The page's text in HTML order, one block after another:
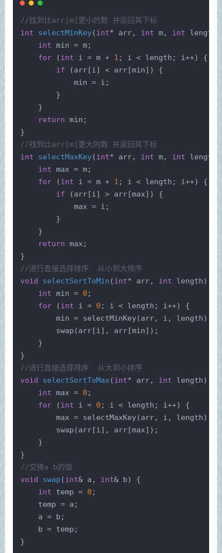
//找到比arr[m]更小的数 并返回其下标
int
selectMinKey(int* arr, int m, int length)
int min = m;
for (int i = m + 1 ; i < length; i++) {
if (arr[i] < arr[min]) {
            min = i;
        }
    }
return min;
}
//找到比arr[m]更大的数 并返回其下标
int
selectMaxKey(int* arr, int m, int length)
int max = m;
for (int i = m + 1 ; i < length; i++) {
if (arr[i] > arr[max]) {
            max = i;
        }
    }
return max;
}
//进行直接选择排序  从小到大排序
void
selectSortToMin (int* arr, int length)
int min = 0 ;
for (int i = 0 ; i < length; i++) {
        min = selectMinKey(arr, i, length);
        swap(arr[i], arr[min]);
    }
}
//进行直接选择排序  从大到小排序
void
selectSortToMax (int* arr, int length)
int max = 0 ;
for (int i = 0 ; i < length; i++) {
        max = selectMaxKey(arr, i, length);
        swap(arr[i], arr[max]);
    }
}
//交换a b的值
void
swap (int& a, int& b)
{
int temp = 0 ;
    temp = a;
    a = b;
    b = temp;
}